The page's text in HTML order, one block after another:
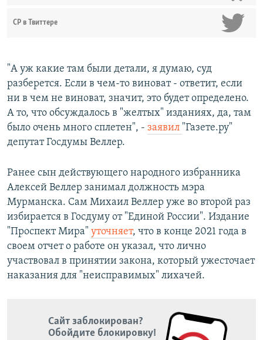
СР в Твиттере
"А уж какие там были детали, я думаю, суд
разберется. Если в чем-то виноват - ответит, если
ни в чем не виноват, значит, это будет определено.
А то, что обсуждалось в "желтых" изданиях, да, там
было очень много сплетен", - заявил "Газете.ру"
депутат Госдумы Веллер.
Ранее сын действующего народного избранника
Алексей Веллер занимал должность мэра
Мурманска. Сам Михаил Веллер уже во второй раз
избирается в Госдуму от "Единой России". Издание
"Проспект Мира" уточняет, что в конце 2021 года в
своем отчет о работе он указал, что лично
участвовал в принятии закона, который ужесточает
наказания для "неисправимых" лихачей.
Сайт заблокирован?
Обойдите блокировку!